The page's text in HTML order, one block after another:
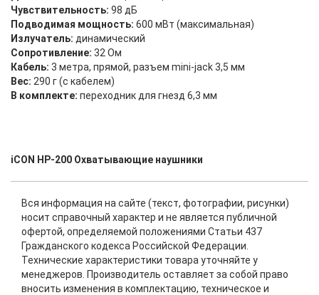
Чувствительность: 98 дБ
Подводимая мощность: 600 мВт (максимальная)
Излучатель: динамический
Сопротивление: 32 Ом
Кабель: 3 метра, прямой, разъем mini-jack 3,5 мм
Вес: 290 г (с кабелем)
В комплекте: переходник для гнезд 6,3 мм
iCON HP-200 Охватывающие наушники
Вся информация на сайте (текст, фотографии, рисунки)
носит справочный характер и не является публичной
офертой, определяемой положениями Статьи 437
Гражданского кодекса Российской Федерации.
Технические характеристики товара уточняйте у
менеджеров. Производитель оставляет за собой право
вносить изменения в комплектацию, техническое и